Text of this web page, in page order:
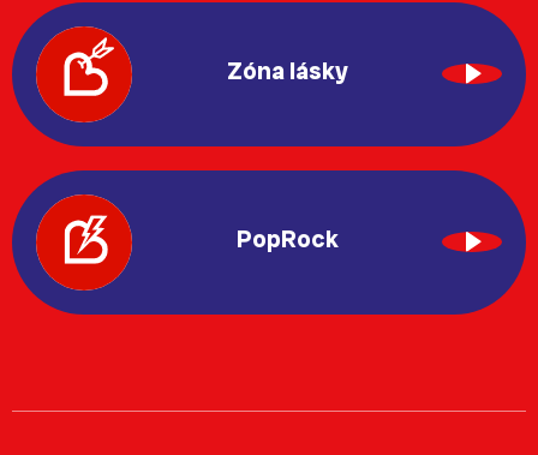
Zóna lásky
PopRock